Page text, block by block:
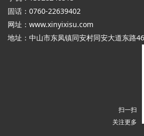
固话：0760-22639402
网址： www.xinyixisu.com
地址：中山市东凤镇同安村同安大道东路
扫一扫
关注更多